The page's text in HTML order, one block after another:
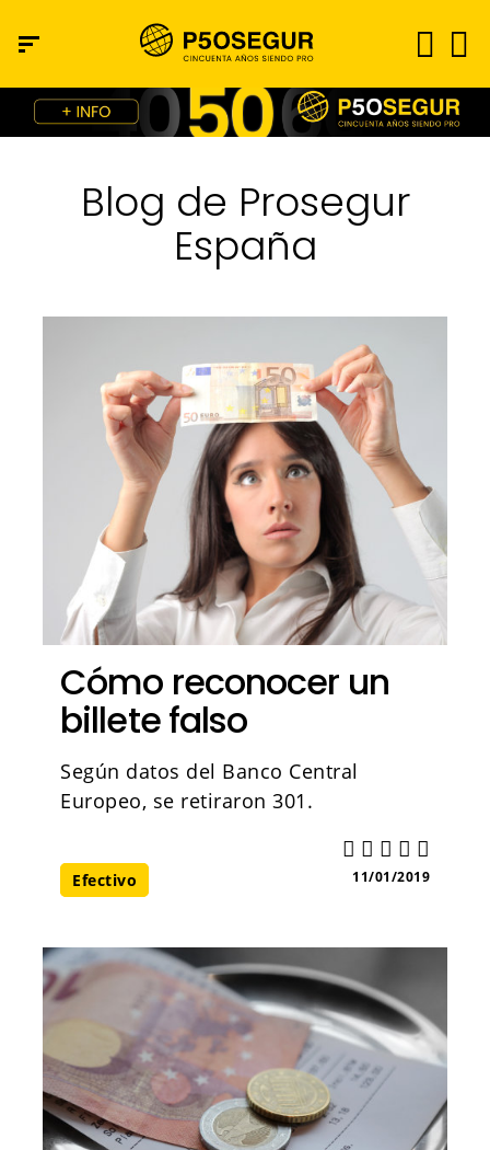
Blog de Prosegur
España
Cómo reconocer un
billete falso
Según datos del Banco Central
Europeo, se retiraron 301.
Efectivo 11/01/2019